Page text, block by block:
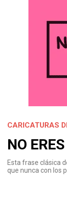
CARICATURAS
NO
Esta frase clásica
que nunca con los